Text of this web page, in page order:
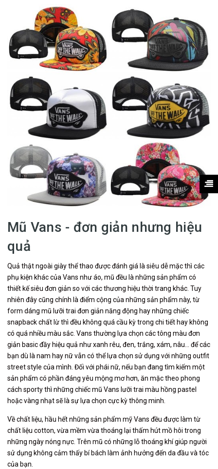
Mũ Vans - đơn giản nhưng hiệu
quả
Quả thật ngoài giày thể thao được đánh giá là siêu dễ mặc thì các
phụ kiện khác của Vans như áo, mũ đều là những sản phẩm có
thiết kế siêu đơn giản so với các thương hiệu thời trang khác. Tuy
nhiên đây cũng chính là điểm cộng của những sản phẩm này, từ
form dáng mũ lưỡi trai đơn giản năng động hay những chiếc
snapback chất lừ thì đều không quá cầu kỳ trong chi tiết hay không
có quá nhiều màu sắc. Vans thường lựa chọn các tông màu đơn
giản basic đầy hiệu quả như xanh rêu, đen, trắng, xám, nâu… để các
bạn dù là nam hay nữ vẫn có thể lựa chọn sử dụng với những outfit
street style của mình. Đối với phái nữ, nếu bạn đang tìm kiếm một
sản phẩm có phần đáng yêu mộng mơ hơn, ăn mặc theo phong
cách sporty thì những chiếc mũ Vans lưỡi trai màu hồng pastel
hoặc vàng nhạt sẽ là sự lựa chọn cực kỳ thông minh.
Về chất liệu, hầu hết những sản phẩm mỹ Vans đều được làm từ
chất liệu cotton, vừa mềm vừa thoáng lại thấm hút mồ hôi trong
những ngày nóng nực. Trên mũ có những lỗ thoáng khí giúp người
sử dụng không cảm thấy bí bách làm ảnh hưởng đến da đầu và tóc
của bạn.